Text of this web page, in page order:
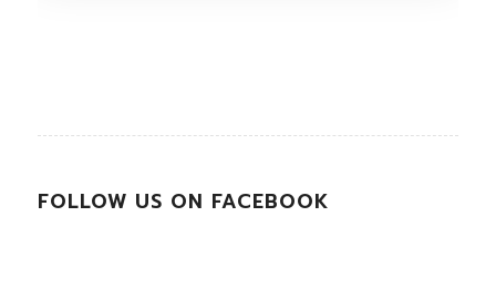
FOLLOW US ON FACEBOOK